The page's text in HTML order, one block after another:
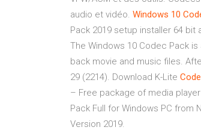
audio et vidéo. Windows 10
Pack 2019 setup installer 64 bit
The Windows 10 Codec Pack
back movie and music files.
29 (2214). Download K-Lite
– Free package of media
Pack Full for Windows PC from
Version 2019.